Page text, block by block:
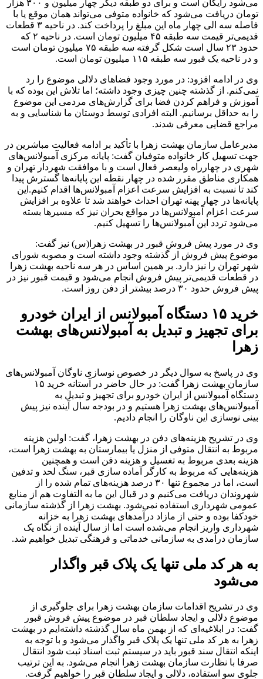
می‌شود رایگان است و برای دو طبقه دیگر چهار میلیون و ۳۰۰ هزار
تومان دریافت می‌شود که خانواده متوفی می‌تواند همان موقع یا با
فاصله سه الی چهار ماه این مبلغ را پرداخت کند. در ناحیه ۳ قطعات
قدیمی‌تر قیمت سه طبقه ۴۵ میلیون تومان است. در ناحیه ۲ که
حدود ۲۳ سال است شکل گرفته سه طبقه ۷۵ میلیون تومان است
و در ناحیه یک قبور سه طبقه ۱۱۵ میلیون تومان است.
وی در ادامه افزود: در مورد وجود فضاهای دلالی موضوع را رد
نمی‌کنم. از گذشته چنین چیزی وجود داشته؛ اما تلاش این بوده که با
آموزش و فراهم کردن فضا برای گزارش‌های مردمی این موضوع
را به حداقل برسانیم. البته افرادی توسط دوستان ما شناسایی و به
مراجع قضایی معرفی شدند.
مدیرعامل سازمان بهشت زهرا با تأکید بر ادامه فعالیت مباشرین در
جهت تسهیل کار خانواده متوفیان گفت: پایانه مرکزی آمبولانس‌های
شهری در چهارراه ولیعصر فعال است و با موافقت شهردار تهران و
همکاری مناطق مقرر شده در چهار نقطه این پایانه‌ها گسترش پیدا
کند تا نسبت به افزایش سرعت اعزام آمبولانس‌ها اقدام کنیم.این
پایانه‌ها در چهار پهنه تهران احداث خواهند شد تا علاوه بر افزایش
سرعت اعزام آمبولانس‌ها در مواقع بحران نیز که مسیرها بسته
می‌شود تردد این آمبولانس‌ها را تسهیل کنیم.
وی در مورد پیش فروش قبور در بهشت زهرا(س) نیز گفت:
موضوع پیش فروش از گذشته وجود داشته است و مصوبه شورای
شهر تهران را نیز دارد. بر همین اساس در هر سه ناحیه بهشت زهرا
در قطعات قدیمی‌تر پیش فروش انجام می‌شود و قیمت قبور نیز در
پیش فروش حدود ۳۰ درصد بیشتر از دفن روز است.
خرید ۱۵ دستگاه آمبولانس از ایران خودرو
برای تجهیز و تبدیل به آمبولانس‌های بهشت
زهرا
وی در پاسخ به سوال دیگر در خصوص نوسازی ناوگان آمبولانس‌های
سازمان بهشت زهرا گفت: در حال حاضر در آستانه خرید ۱۵
دستگاه آمبولانس از ایران خودرو برای تجهیز و تبدیل به
آمبولانس‌های بهشت زهرا هستیم و در بودجه سال آینده نیز پیش
بینی نوسازی این ناوگان را انجام دادیم.
وی در تشریح هزینه‌های دفن در بهشت زهرا، گفت: اولین هزینه
مربوط به انتقال متوفی از منزل یا بیمارستان به بهشت زهرا است،
هزینه بعدی مربوط به تغسیل و هزینه دفن است و همچنین
هزینه‌هایی که مربوط به کارگر آماده سازی قبر، سنگ لحد و تدفین
است، اما در مجموع تنها ۳۰ درصد هزینه‌های تمام شده را از
شهروندان دریافت می‌کنیم و در قبال این ما به التفاوت هم از منابع
عمومی شهرداری استفاده نمی‌شود. بهشت زهرا از گذشته سازمانی
خودکفا بوده و حتی از مازاد درآمدهای بهشت زهرا به خزانه
شهرداری واریز انجام می‌شده است اما از سال آینده از نگاه یک
سازمان درآمدی به سازمانی خدماتی و فرهنگی تبدیل خواهیم شد.
به هر کد ملی تنها یک پلاک قبر واگذار
می‌شود
وی در تشریح اقدامات سازمان بهشت زهرا برای جلوگیری از
موضوع دلالی و ایجاد سلطان قبر در موضوع پیش فروش قبور
گفت: در ابلاغیه‌ای که از بهمن ماه سال گذشته داشته‌ایم در بهشت
زهرا به هر کد ملی تنها یک پلاک قبر واگذار می‌شود و با توجه به
اینکه انتقال سند قبور باید در سیستم ثبت اسناد ثبت شود انتقال
صرفا با نظارت سازمان بهشت زهرا انجام می‌شود. به این ترتیب
جلوی سو استفاده، دلالی و ایجاد سلطان قبر را خواهیم گرفت.